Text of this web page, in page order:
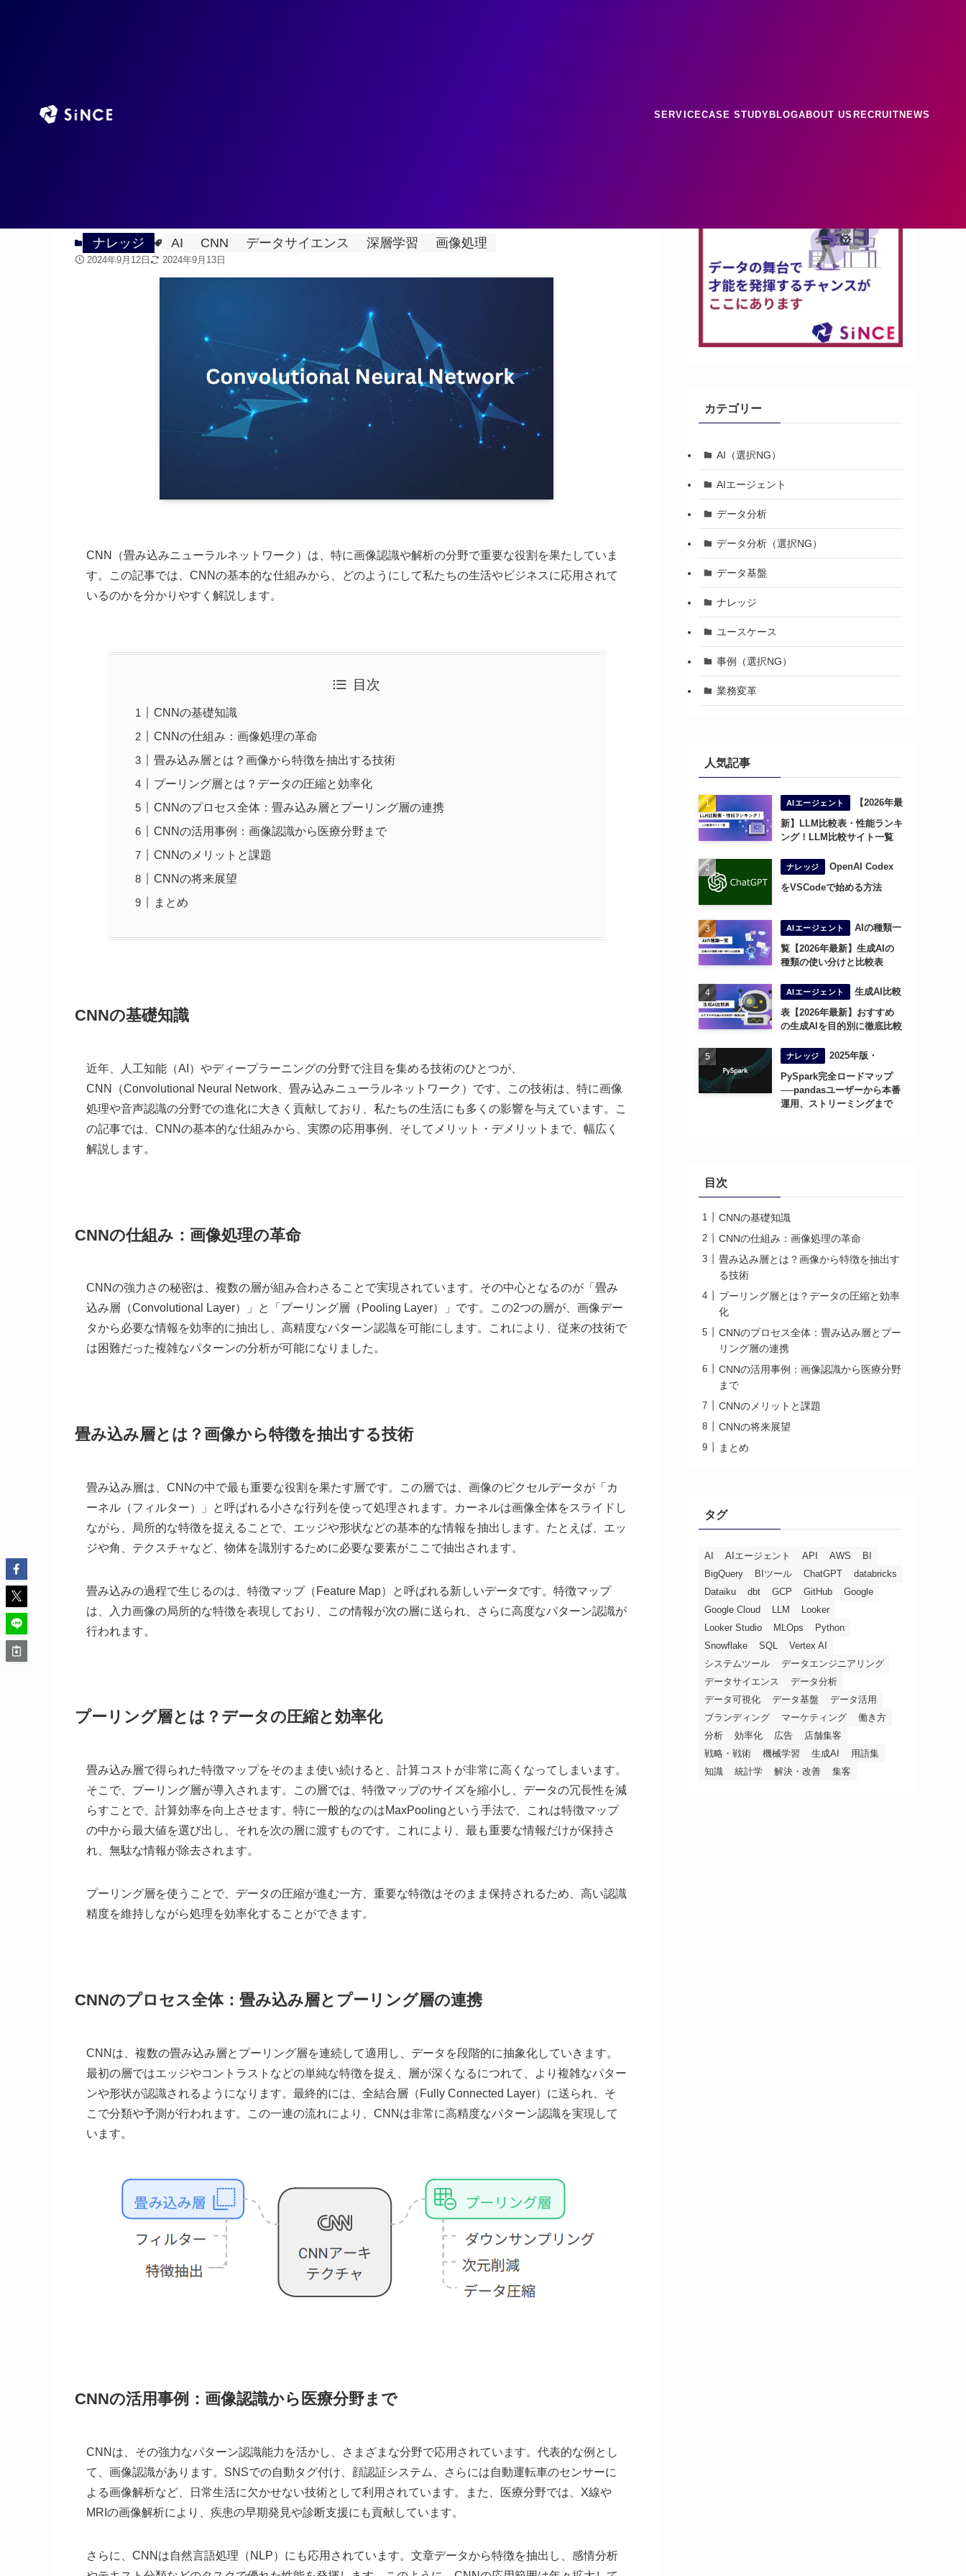
SERVICECASE STUDYBLOGABOUT US RECRUITNEWS
ナレッジ AI CNN データサイエンス 深層学習 画像処理
2024年9月12日 2024年9月13日
CNN（畳み込みニューラルネットワーク）は、特に画像認識や解析の分野で重要な役割を果たしていま
す。この記事では、CNNの基本的な仕組みから、どのようにして私たちの生活やビジネスに応用されて
いるのかを分かりやすく解説します。
目次
CNNの基礎知識
CNNの仕組み：画像処理の革命
畳み込み層とは？画像から特徴を抽出する技術
プーリング層とは？データの圧縮と効率化
CNNのプロセス全体：畳み込み層とプーリング層の連携
CNNの活用事例：画像認識から医療分野まで
CNNのメリットと課題
CNNの将来展望
まとめ
CNNの基礎知識
近年、人工知能（AI）やディープラーニングの分野で注目を集める技術のひとつが、
CNN（Convolutional Neural Network、畳み込みニューラルネットワーク）です。この技術は、特に画像
処理や音声認識の分野での進化に大きく貢献しており、私たちの生活にも多くの影響を与えています。こ
の記事では、CNNの基本的な仕組みから、実際の応用事例、そしてメリット・デメリットまで、幅広く
解説します。
CNNの仕組み：画像処理の革命
CNNの強力さの秘密は、複数の層が組み合わさることで実現されています。その中心となるのが「畳み
込み層（Convolutional Layer）」と「プーリング層（Pooling Layer）」です。この2つの層が、画像デー
タから必要な情報を効率的に抽出し、高精度なパターン認識を可能にします。これにより、従来の技術で
は困難だった複雑なパターンの分析が可能になりました。
畳み込み層とは？画像から特徴を抽出する技術
畳み込み層は、CNNの中で最も重要な役割を果たす層です。この層では、画像のピクセルデータが「カ
ーネル（フィルター）」と呼ばれる小さな行列を使って処理されます。カーネルは画像全体をスライドし
ながら、局所的な特徴を捉えることで、エッジや形状などの基本的な情報を抽出します。たとえば、エッ
ジや角、テクスチャなど、物体を識別するために必要な要素がここで抽出されます。
畳み込みの過程で生じるのは、特徴マップ（Feature Map）と呼ばれる新しいデータです。特徴マップ
は、入力画像の局所的な特徴を表現しており、この情報が次の層に送られ、さらに高度なパターン認識が
行われます。
プーリング層とは？データの圧縮と効率化
畳み込み層で得られた特徴マップをそのまま使い続けると、計算コストが非常に高くなってしまいます。
そこで、プーリング層が導入されます。この層では、特徴マップのサイズを縮小し、データの冗長性を減
らすことで、計算効率を向上させます。特に一般的なのはMaxPoolingという手法で、これは特徴マップ
の中から最大値を選び出し、それを次の層に渡すものです。これにより、最も重要な情報だけが保持さ
れ、無駄な情報が除去されます。
プーリング層を使うことで、データの圧縮が進む一方、重要な特徴はそのまま保持されるため、高い認識
精度を維持しながら処理を効率化することができます。
CNNのプロセス全体：畳み込み層とプーリング層の連携
CNNは、複数の畳み込み層とプーリング層を連続して適用し、データを段階的に抽象化していきます。
最初の層ではエッジやコントラストなどの単純な特徴を捉え、層が深くなるにつれて、より複雑なパター
ンや形状が認識されるようになります。最終的には、全結合層（Fully Connected Layer）に送られ、そ
こで分類や予測が行われます。この一連の流れにより、CNNは非常に高精度なパターン認識を実現して
います。
CNNの活用事例：画像認識から医療分野まで
CNNは、その強力なパターン認識能力を活かし、さまざまな分野で応用されています。代表的な例とし
て、画像認識があります。SNSでの自動タグ付け、顔認証システム、さらには自動運転車のセンサーに
よる画像解析など、日常生活に欠かせない技術として利用されています。また、医療分野では、X線や
MRIの画像解析により、疾患の早期発見や診断支援にも貢献しています。
さらに、CNNは自然言語処理（NLP）にも応用されています。文章データから特徴を抽出し、感情分析
カテゴリー
AI（選択NG）
AIエージェント
データ分析
データ分析（選択NG）
データ基盤
ナレッジ
ユースケース
事例（選択NG）
業務変革
人気記事
AIエージェント
【2026年最
新】LLM比較表・性能ランキ
ング！LLM比較サイト一覧
ナレッジ
OpenAI Codex
をVSCodeで始める方法
AIエージェント
AIの種類一
覧【2026年最新】生成AIの
種類の使い分けと比較表
AIエージェント
生成AI比較
表【2026年最新】おすすめ
の生成AIを目的別に徹底比較
ナレッジ
2025年版・
PySpark完全ロードマップ
──pandasユーザーから本番
運用、ストリーミングまで
目次
CNNの基礎知識
CNNの仕組み：画像処理の革命
畳み込み層とは？画像から特徴を抽出す
る技術
プーリング層とは？データの圧縮と効率
化
CNNのプロセス全体：畳み込み層とプー
リング層の連携
CNNの活用事例：画像認識から医療分野
まで
CNNのメリットと課題
CNNの将来展望
まとめ
タグ
AI AIエージェント API AWS
BI
BigQuery
BIツール ChatGPT
databricks
Dataiku
dbt GCP GitHub
Google
Google Cloud
LLM
Looker
Looker Studio
MLOps
Python
Snowflake
SQL
Vertex AI
システムツール
データエンジニアリング
データサイエンス
データ分析
データ可視化
データ基盤
データ活用
ブランディング
マーケティング
働き方
分析
効率化 広告
店舗集客
戦略・戦術
機械学習 生成AI
用語集
知識
統計学 解決・改善 集客